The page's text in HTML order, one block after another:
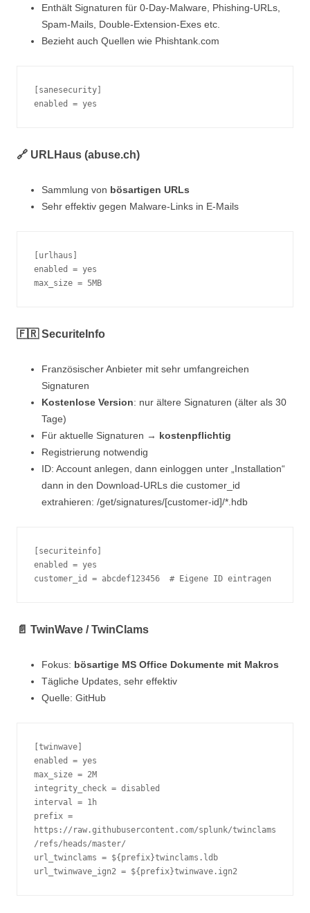
Enthält Signaturen für 0-Day-Malware, Phishing-URLs,
Spam-Mails, Double-Extension-Exes etc.
Bezieht auch Quellen wie Phishtank.com
[sanesecurity]
enabled = yes
🔗 URLHaus (abuse.ch)
Sammlung von bösartigen URLs
Sehr effektiv gegen Malware-Links in E-Mails
[urlhaus]
enabled = yes
max_size = 5MB
🇫🇷 SecuriteInfo
Französischer Anbieter mit sehr umfangreichen
Signaturen
Kostenlose Version: nur ältere Signaturen (älter als 30
Tage)
Für aktuelle Signaturen → kostenpflichtig
Registrierung notwendig
ID: Account anlegen, dann einloggen unter „Installation“
dann in den Download-URLs die customer_id
extrahieren: /get/signatures/[customer-id]/*.hdb
[securiteinfo]
enabled = yes
customer_id = abcdef123456  # Eigene ID eintragen
📄 TwinWave / TwinClams
Fokus: bösartige MS Office Dokumente mit Makros
Tägliche Updates, sehr effektiv
Quelle: GitHub
[twinwave]
enabled = yes
max_size = 2M
integrity_check = disabled
interval = 1h
prefix =
https://raw.githubusercontent.com/splunk/twinclams
/refs/heads/master/
url_twinclams = ${prefix}twinclams.ldb
url_twinwave_ign2 = ${prefix}twinwave.ign2